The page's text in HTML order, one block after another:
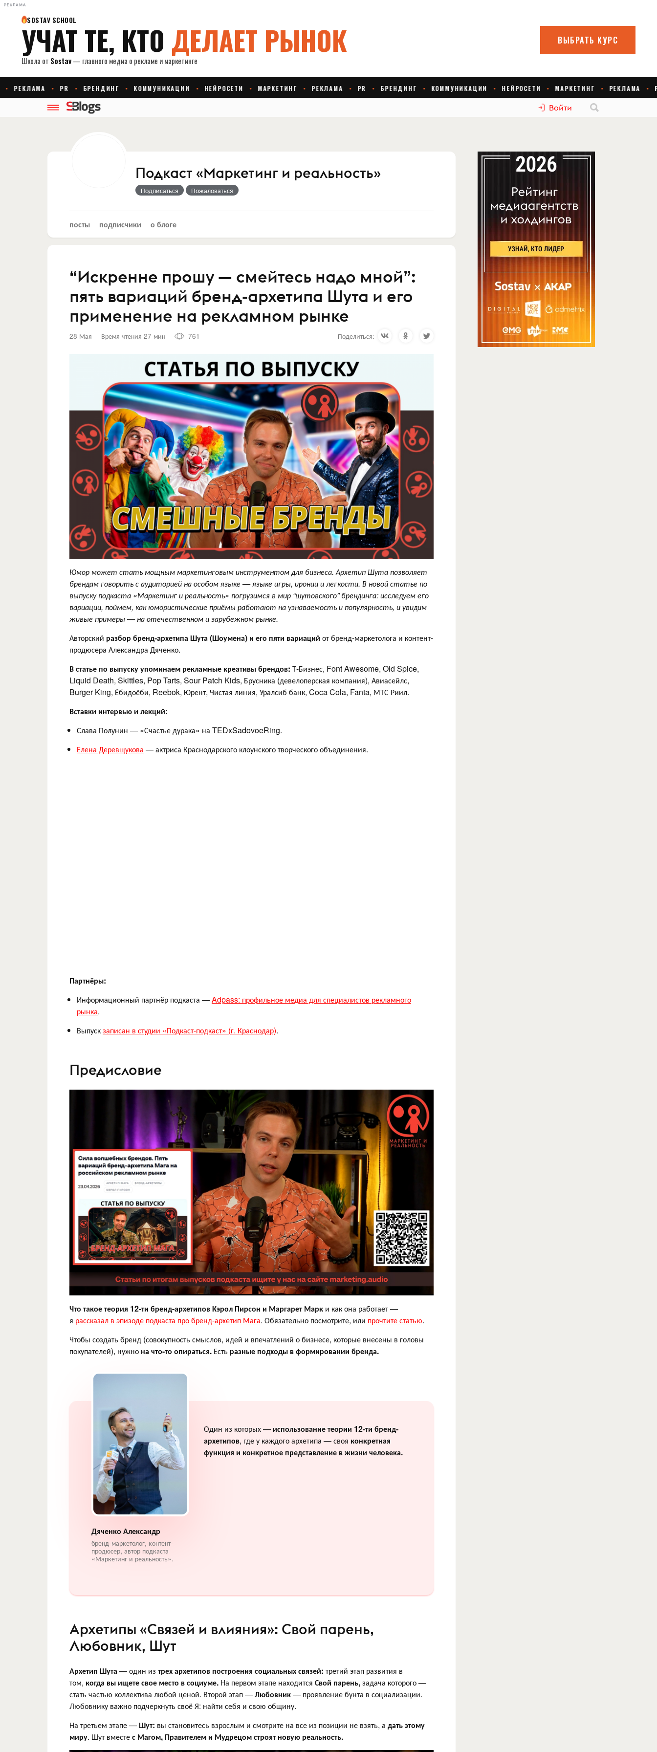
РЕКЛАМА
Войти
Подкаст «Маркетинг и реальность»
Подписаться Пожаловаться
посты подписчики о блоге
“Искренне прошу — смейтесь надо мной”:
пять вариаций бренд-архетипа Шута и его
применение на рекламном рынке
28 Мая Время чтения 27 мин 761 Поделиться:
Юмор может стать мощным маркетинговым инструментом для бизнеса. Архетип Шута позволяет
брендам говорить с аудиторией на особом языке — языке игры, иронии и легкости. В новой статье по
выпуску подкаста «Маркетинг и реальность» погрузимся в мир “шутовского” брендинга: исследуем его
вариации, поймем, как юмористические приёмы работают на узнаваемость и популярность, и увидим
живые примеры — на отечественном и зарубежном рынке.
Авторский разбор бренд-архетипа Шута (Шоумена) и его пяти вариаций от бренд-маркетолога и контент-
продюсера Александра Дяченко.
В статье по выпуску упоминаем рекламные креативы брендов: Т-Бизнес, Font Awesome, Old Spice,
Liquid Death, Skittles, Pop Tarts, Sour Patch Kids, Брусника (девелоперская компания), Авиасейлс,
Burger King, Ёбидоёби, Reebok, Юрент, Чистая линия, Уралсиб банк, Coca Cola, Fanta, МТС Риил.
Вставки интервью и лекций:
Слава Полунин — «Счастье дурака» на TEDxSadovoeRing.
Елена Деревщукова — актриса Краснодарского клоунского творческого объединения.
Партнёры:
Информационный партнёр подкаста —Adpass: профильное медиа для специалистов рекламного
рынка.
Выпускзаписан в студии «Подкаст-подкаст» (г. Краснодар).
Предисловие
Что такое теория 12-ти бренд-архетипов Кэрол Пирсон и Маргарет Марк и как она работает —
я рассказал в эпизоде подкаста про бренд-архетип Мага. Обязательно посмотрите, или прочтите статью.
Чтобы создать бренд (совокупность смыслов, идей и впечатлений о бизнесе, которые внесены в головы
покупателей), нужно на что-то опираться. Есть разные подходы в формировании бренда.
Дяченко Александр
бренд-маркетолог, контент-
продюсер, автор подкаста
«Маркетинг и реальность».
Один из которых — использование теории 12-ти бренд-
архетипов, где у каждого архетипа — своя конкретная
функция и конкретное представление в жизни человека.
Архетипы «Связей и влияния»: Свой парень,
Любовник, Шут
Архетип Шута — один из трех архетипов построения социальных связей: третий этап развития в
том, когда вы ищете свое место в социуме. На первом этапе находится Свой парень,задача которого —
стать частью коллектива любой ценой. Второй этап —Любовник— проявление бунта в социализации.
Любовнику важно подчеркнуть своё Я: найти себя и свою общину.
На третьем этапе —Шут: вы становитесь взрослым и смотрите на все из позиции не взять, а дать этому
миру. Шут вместес Магом, Правителем и Мудрецом строят новую реальность.